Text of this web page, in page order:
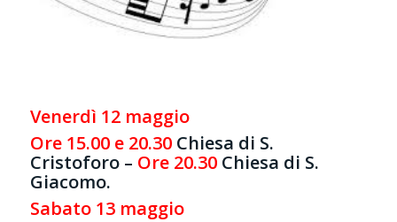
Venerdì 12 maggio
Ore 15.00 e 20.30Chiesa di S.
Cristoforo – Ore 20.30Chiesa di S.
Giacomo.
Sabato 13 maggio